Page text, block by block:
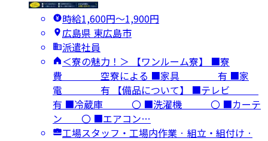
時給1,600円〜1,900円
広島県 東広島市
派遣社員
＜寮の魅力！＞ 【ワンルーム寮】 ■寮
費 空寮による ■家具 有 ■家
電 有 【備品について】 ■テレビ
有 ■冷蔵庫 〇 ■洗濯機 〇 ■カーテ
ン 〇 ■エアコン…
工場スタッフ・工場内作業 · 組立・組付け ·